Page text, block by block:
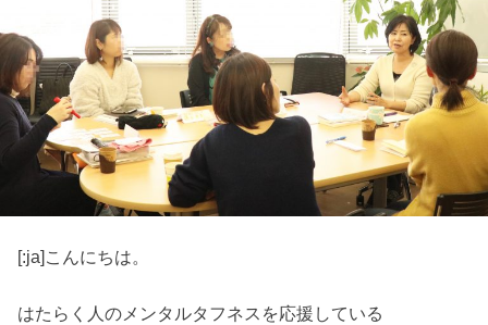
[:ja]こんにちは。
はたらく人のメンタルタフネスを応援している